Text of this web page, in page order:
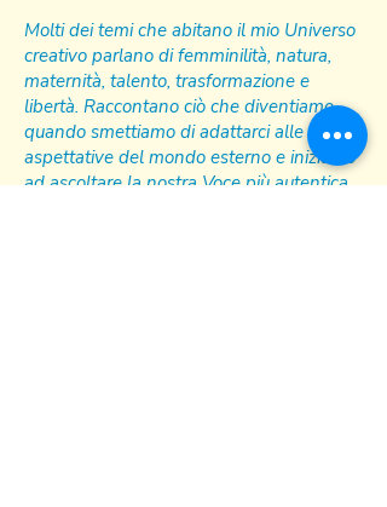
Molti dei temi che abitano il mio Universo
creativo parlano di femminilità, natura,
maternità, talento, trasformazione e
libertà. Raccontano ciò che diventiamo
quando smettiamo di adattarci alle
aspettative del mondo esterno e iniziamo
ad ascoltare la nostra Voce più autentica.